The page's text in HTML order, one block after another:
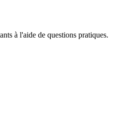
à l'aide de questions pratiques.